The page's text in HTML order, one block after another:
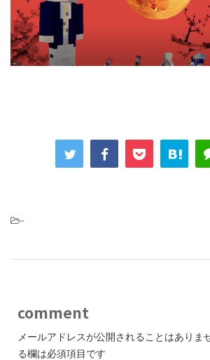
-
comment
メールアドレスが公開されることはありま
る欄は必須項目です